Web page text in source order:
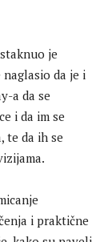
je
da je i
a da se
i da im se
te da ih se
i praktične